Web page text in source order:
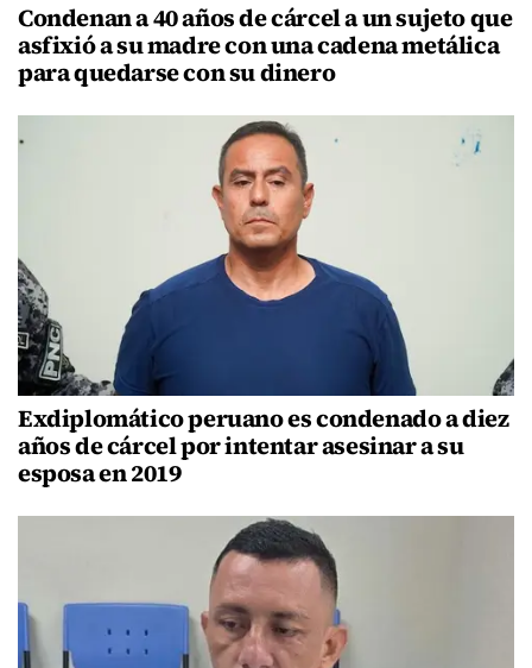
Condenan a 40 años de cárcel a un sujeto que
asfixió a su madre con una cadena metálica
para quedarse con su dinero
Exdiplomático peruano es condenado a diez
años de cárcel por intentar asesinar a su
esposa en 2019